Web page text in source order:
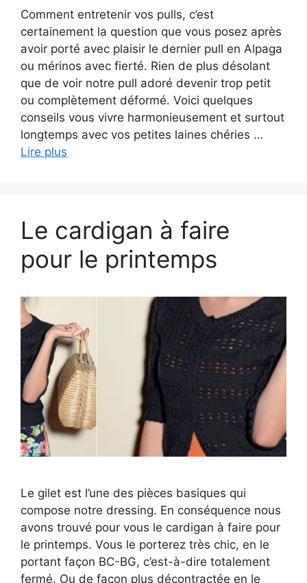
Comment entretenir vos pulls, c’est
certainement la question que vous posez après
avoir porté avec plaisir le dernier pull en Alpaga
ou mérinos avec fierté. Rien de plus désolant
que de voir notre pull adoré devenir trop petit
ou complètement déformé. Voici quelques
conseils vous vivre harmonieusement et surtout
longtemps avec vos petites laines chéries …
Lire plus
Le cardigan à faire
pour le printemps
Le gilet est l’une des pièces basiques qui
compose notre dressing. En conséquence nous
avons trouvé pour vous le cardigan à faire pour
le printemps. Vous le porterez très chic, en le
portant façon BC-BG, c’est-à-dire totalement
fermé. Ou de façon plus décontractée en le